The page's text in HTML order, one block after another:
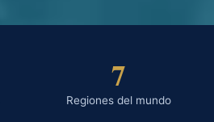
7
Regiones del mundo